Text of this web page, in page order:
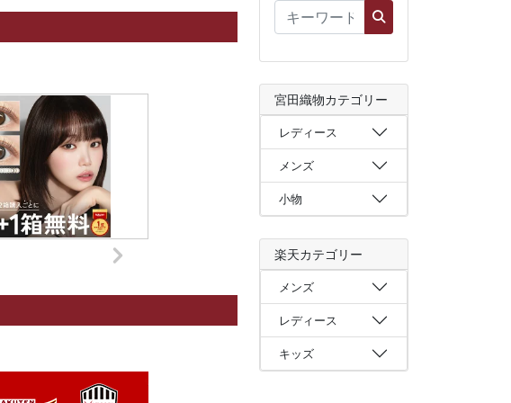
宮田織物カテゴリー
レディース
メンズ
小物
楽天カテゴリー
メンズ
レディース
キッズ